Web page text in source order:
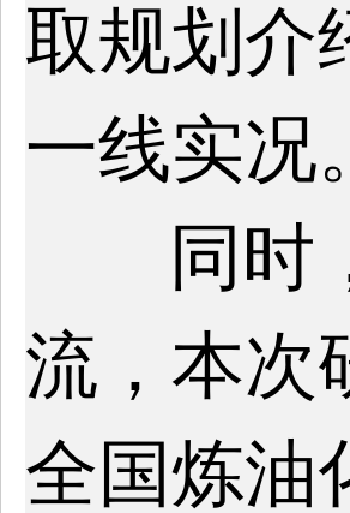
取规划介
一线实况。
同时
流，本次
全国炼油